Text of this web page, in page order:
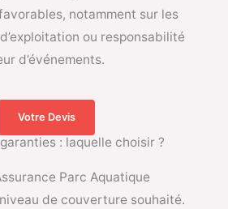
notamment sur les
ou responsabilité
d’événements.
Votre Devis
: laquelle choisir ?
Parc Aquatique
de couverture souhaité.